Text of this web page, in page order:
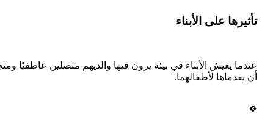
تأثيرها على الأبناء
عندما يعيش الأبناء في بيئة يرون فيها والديهم متصلين عاطفيًا
أن يقدماها لأطفالهما.
❖